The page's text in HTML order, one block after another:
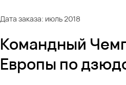
Дата заказа: июль 2018
Командный
Европы по